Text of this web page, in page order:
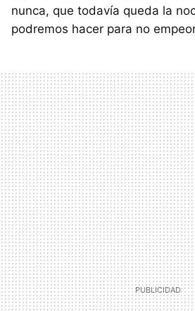
nunca, que todavía queda la
podremos hacer para no